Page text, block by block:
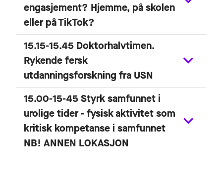
engasjement? Hjemme, på skolen
eller på TikTok?
15.15-15.45 Doktorhalvtimen.
Rykende fersk
utdanningsforskning fra USN
15.00-15-45 Styrk samfunnet i
urolige tider - fysisk aktivitet som
kritisk kompetanse i samfunnet
NB! ANNEN LOKASJON